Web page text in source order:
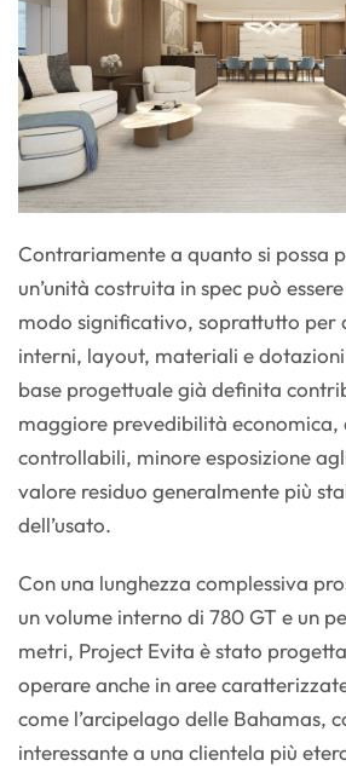
Contrariamente a quanto si possa
un’unità costruita in spec può
modo significativo, soprattutto per
interni, layout, materiali e
base progettuale già definita
maggiore prevedibilità economica,
controllabili, minore esposizione
valore residuo generalmente più
dell’usato.
Con una lunghezza complessiva
un volume interno di 780 GT e un
metri, Project Evita è stato
operare anche in aree
come l’arcipelago delle Bahamas,
interessante a una clientela più